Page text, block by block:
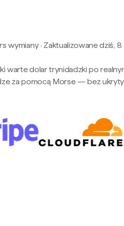
wymiany· Zaktualizowane dziś, 8
warte dolar trynidadzki po
za pomocą Morse — bez